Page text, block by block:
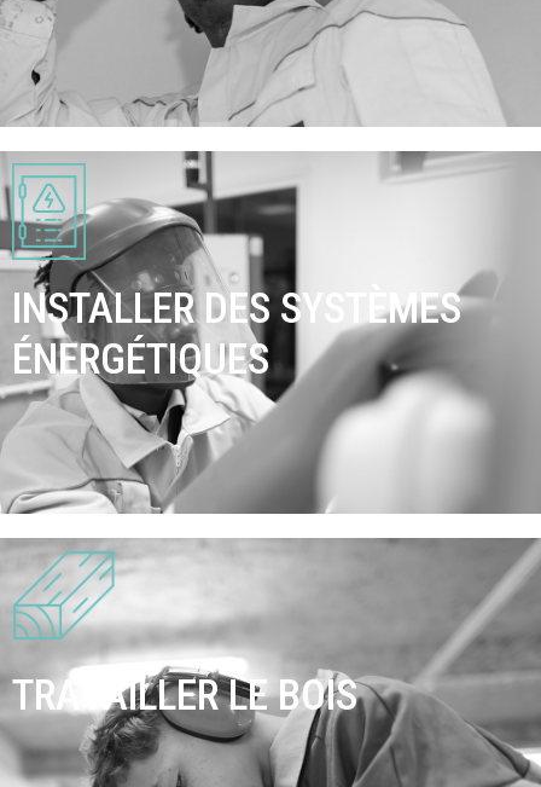
INSTALLER DES SYSTÈMES
ÉNERGÉTIQUES
TRAVAILLER LE BOIS